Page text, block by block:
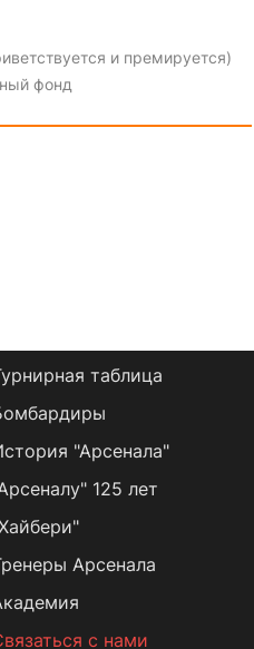
и премируется)
фонд
таблица
"Арсенала"
125 лет
Арсенала
с нами